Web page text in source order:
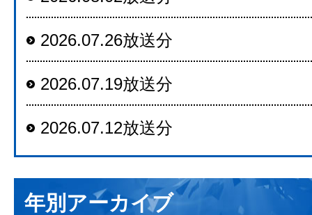
2026.07.26放送分
2026.07.19放送分
2026.07.12放送分
年別アーカイブ